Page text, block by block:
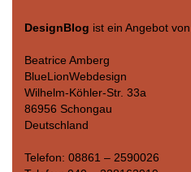
DesignBlog ist ein Angebot von
Beatrice Amberg
BlueLionWebdesign
Wilhelm-Köhler-Str. 33a
86956 Schongau
Deutschland
Telefon: 08861 – 2590026